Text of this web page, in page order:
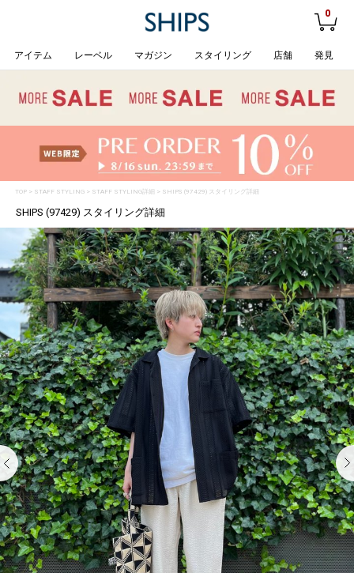
0
アイテム レーベル マガジン スタイリング 店舗 発見
TOP> STAFF STYLING> STAFF STYLING詳細 > SHIPS (97429) スタイリング詳細
SHIPS (97429) スタイリング詳細